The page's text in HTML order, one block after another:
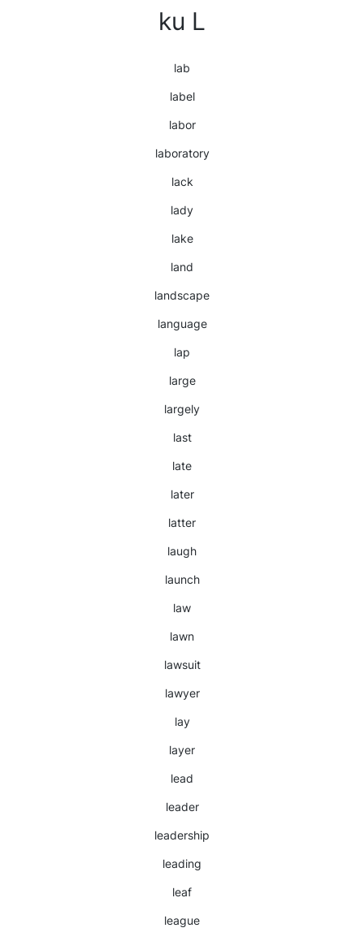
ku L
lab
label
labor
laboratory
lack
lady
lake
land
landscape
language
lap
large
largely
last
late
later
latter
laugh
launch
law
lawn
lawsuit
lawyer
lay
layer
lead
leader
leadership
leading
leaf
league